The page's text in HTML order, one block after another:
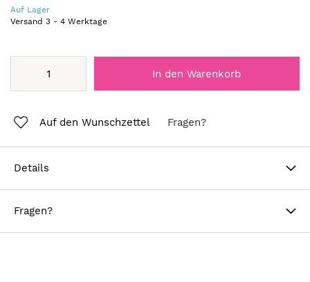
Auf Lager
Versand 3 - 4 Werktage
In den Warenkorb
Auf den Wunschzettel Fragen?
Details
Fragen?